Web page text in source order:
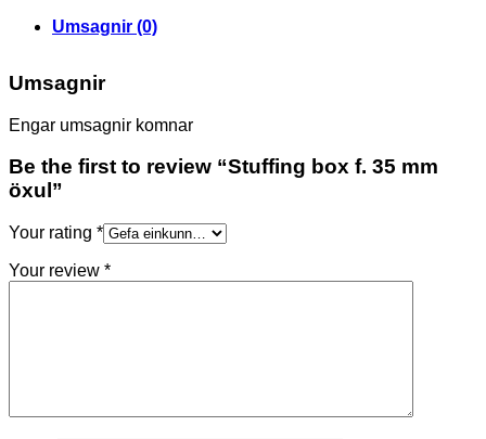
Umsagnir (0)
Umsagnir
Engar umsagnir komnar
Be the first to review “Stuffing box f. 35 mm
öxul”
Your rating *
Your review *